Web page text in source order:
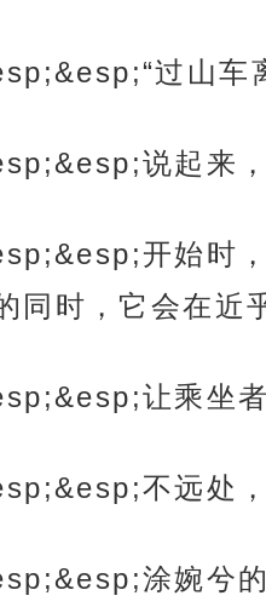
过山车
说起来
开始时
同时，它会在近
让乘坐
不远处
涂婉兮